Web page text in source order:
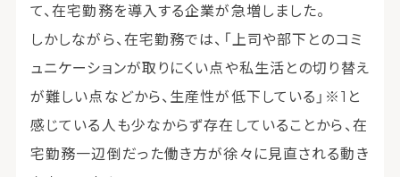
て、在宅勤務を導入する企業が急増しました。
しかしながら、在宅勤務では、「上司や部下とのコミ
ュニケーションが取りにくい点や私生活との切り替え
が難しい点などから、生産性が低下している」※1と
感じている人も少なからず存在していることから、在
宅勤務一辺倒だった働き方が徐々に見直される動き